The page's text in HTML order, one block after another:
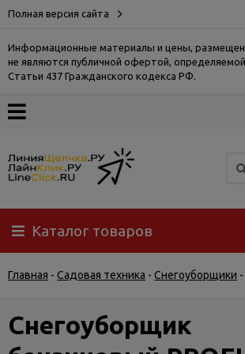
Полная версия сайта
Информационные материалы и цены,
не являются публичной офертой,
Статьи 437 Гражданского кодекса РФ.
О
Доставка
Самовывоз
Гарантия
возврат
Каталог товаров
Главная - Садовая техника - Снегоуборщики -
Снегоуборщик